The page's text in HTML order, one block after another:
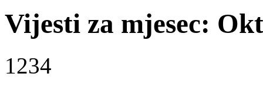
Vijesti za mjesec:
1234